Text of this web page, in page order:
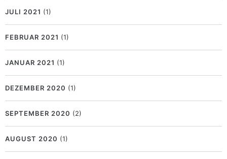
JULI 2021 (1)
FEBRUAR 2021 (1)
JANUAR 2021 (1)
DEZEMBER 2020 (1)
SEPTEMBER 2020 (2)
AUGUST 2020 (1)